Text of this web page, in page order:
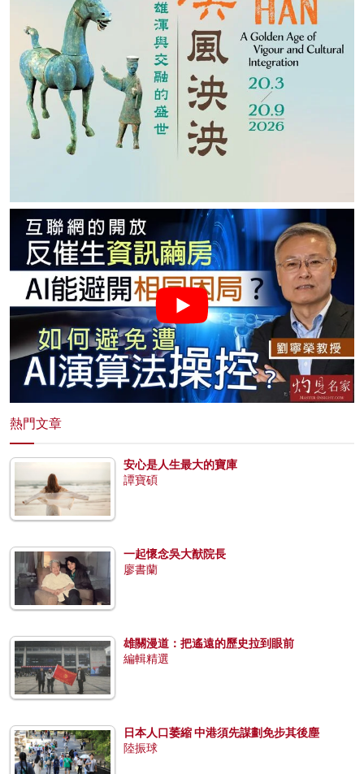
熱門文章
安心是人生最大的寶庫
譚寶碩
一起懷念吳大猷院長
廖書蘭
雄關漫道：把遙遠的歷史拉到眼前
編輯精選
日本人口萎縮 中港須先謀劃免步其後塵
陸振球